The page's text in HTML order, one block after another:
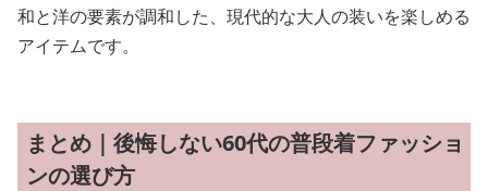
和と洋の要素が調和した、現代的な大人の装いを楽しめる
アイテムです。
まとめ｜後悔しない60代の普段着ファッショ
ンの選び方